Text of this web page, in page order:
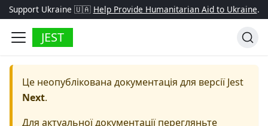
Support Ukraine 🇺🇦 Help Provide Humanitarian Aid to Ukraine.
JEST
Це неопублікована документація для версіїJest
Next.
Для актуальної документації перегляньте